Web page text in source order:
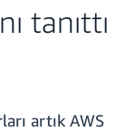
tanıttı
artık AWS